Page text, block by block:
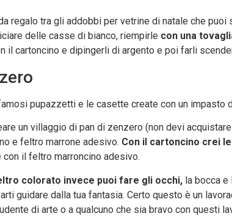
regalo tra gli addobbi per vetrine di natale che puoi
delle casse di bianco, riempirle con una
il cartoncino e dipingerli di argento e poi farli
pupazzetti e le casette create con un impasto
un villaggio di pan di zenzero (non devi
e feltro marrone adesivo. Con il cartoncino crei
con il feltro marroncino adesivo.
colorato invece puoi fare gli occhi, la bocca e
guidare dalla tua fantasia. Certo questo è un
di arte o a qualcuno che sia bravo con questi